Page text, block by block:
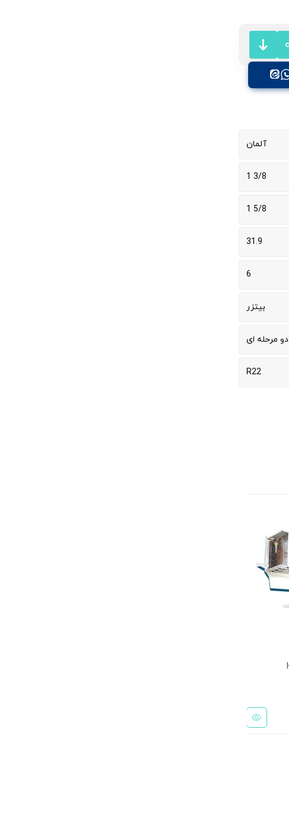
آلمان
3/8 1
5/8 1
31.9
6
بیتزر
دو مرحله ای
R22